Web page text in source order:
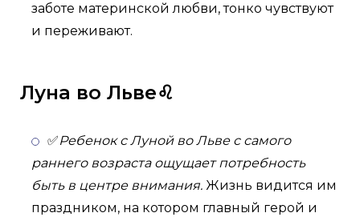
заботе материнской любви, тонко чувствуют
и переживают.
Луна во Льве♌
✅Ребенок с Луной во Льве с самого
раннего возраста ощущает потребность
быть в центре внимания. Жизнь видится им
праздником, на котором главный герой и